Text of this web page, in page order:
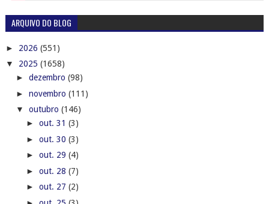
ARQUIVO DO BLOG
► 2026 (551)
▼ 2025 (1658)
► dezembro (98)
► novembro (111)
▼ outubro (146)
► out. 31 (3)
► out. 30 (3)
► out. 29 (4)
► out. 28 (7)
► out. 27 (2)